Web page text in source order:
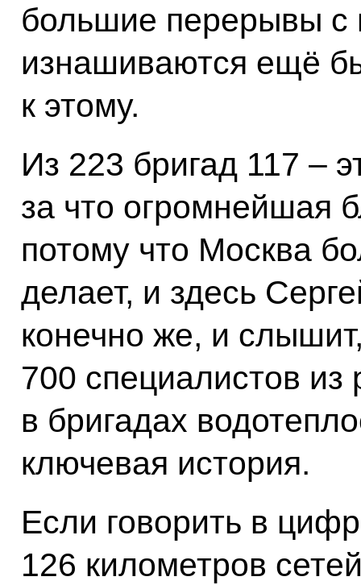
большие перерывы с
изнашиваются ещё
к этому.
Из 223 бригад 117 –
за что огромнейшая
потому что Москва
делает, и здесь
конечно же, и
700 специалистов
в бригадах
ключевая история.
Если говорить в
126 километров